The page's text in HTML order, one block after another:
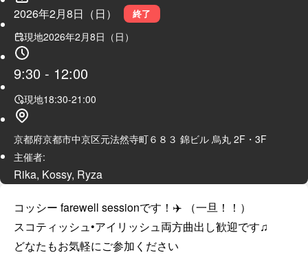
2026年2月8日（日） 終了
現地2026年2月8日（日）
9:30 - 12:00
現地18:30-21:00
京都府京都市中京区元法然寺町６８３ 錦ビル 烏丸 2F・3F
主催者:
Rika, Kossy, Ryza
コッシー farewell sessionです！✈️ （一旦！！）
スコティッシュ•アイリッシュ両方曲出し歓迎です♫
どなたもお気軽にご参加ください